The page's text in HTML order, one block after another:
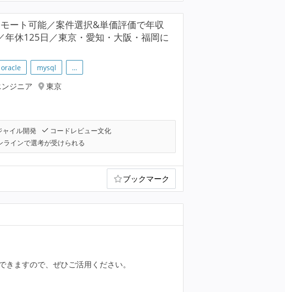
ート可能／案件選択&単価評価で年収
休125日／東京・愛知・大阪・福岡に
oracle mysql …
ジニア
東京
ャイル開発
コードレビュー文化
ラインで選考が受けられる
ブックマーク
ますので、ぜひご活用ください。